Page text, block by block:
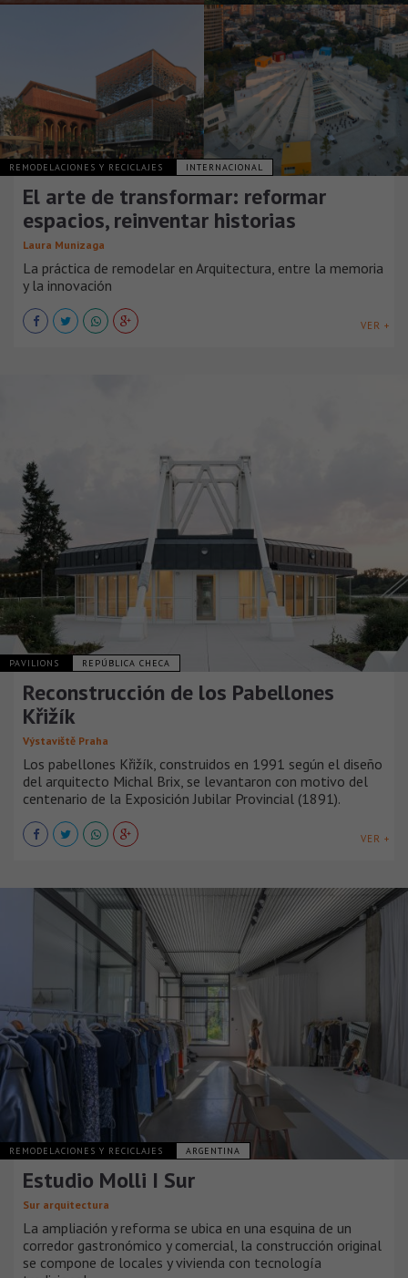
REMODELACIONES Y RECICLAJES INTERNACIONAL
El arte de transformar: reformar
espacios, reinventar historias
Laura Munizaga
La práctica de remodelar en Arquitectura, entre la memoria
y la innovación
VER +
PAVILIONS REPÚBLICA CHECA
Reconstrucción de los Pabellones
Křižík
Výstaviště Praha
Los pabellones Křižík, construidos en 1991 según el diseño
del arquitecto Michal Brix, se levantaron con motivo del
centenario de la Exposición Jubilar Provincial (1891).
VER +
REMODELACIONES Y RECICLAJES ARGENTINA
Estudio Molli I Sur
Sur arquitectura
La ampliación y reforma se ubica en una esquina de un
corredor gastronómico y comercial, la construcción original
se compone de locales y vivienda con tecnología